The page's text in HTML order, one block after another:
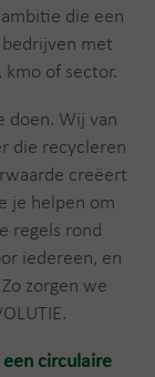
die een
met
of sector.
doen. Wij van
die recycleren
creëert
je helpen om
regels rond
iedereen, en
zorgen we
circulaire